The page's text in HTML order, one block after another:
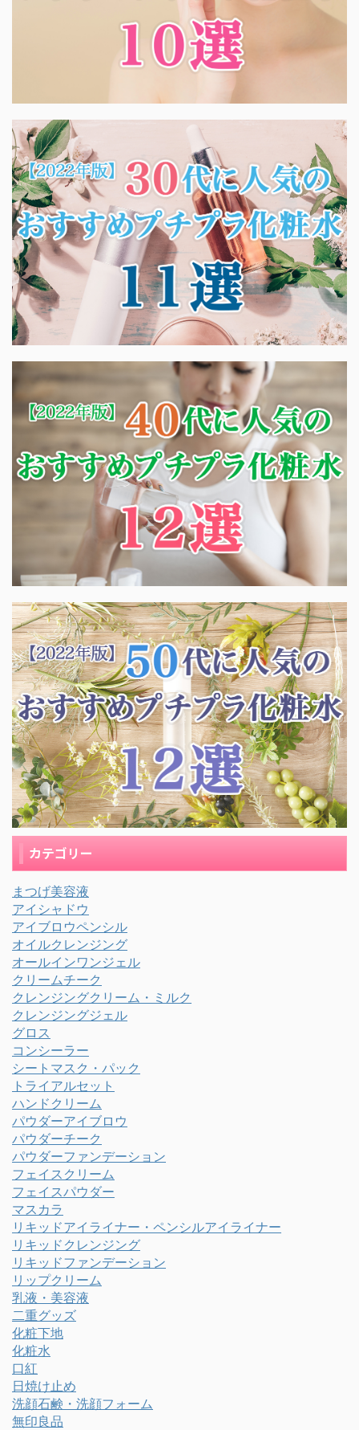
カテゴリー
まつげ美容液
アイシャドウ
アイブロウペンシル
オイルクレンジング
オールインワンジェル
クリームチーク
クレンジングクリーム・ミルク
クレンジングジェル
グロス
コンシーラー
シートマスク・パック
トライアルセット
ハンドクリーム
パウダーアイブロウ
パウダーチーク
パウダーファンデーション
フェイスクリーム
フェイスパウダー
マスカラ
リキッドアイライナー・ペンシルアイライナー
リキッドクレンジング
リキッドファンデーション
リップクリーム
乳液・美容液
二重グッズ
化粧下地
化粧水
口紅
日焼け止め
洗顔石鹸・洗顔フォーム
無印良品